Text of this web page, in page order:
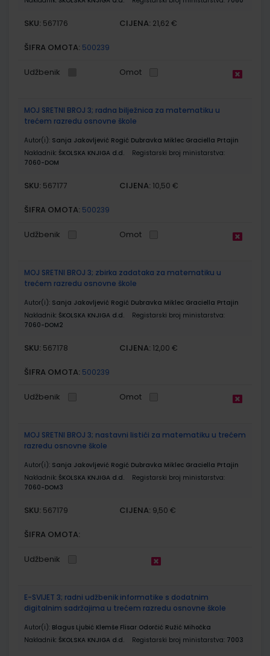
SKU: 567176 CIJENA: 21,62 €
ŠIFRA OMOTA: 500239
Udžbenik Omot
MOJ SRETNI BROJ 3; radna bilježnica za matematiku u
trećem razredu osnovne škole
Autor(i): Sanja Jakovljević Rogić Dubravka Miklec Graciella Prtajin
Nakladnik: ŠKOLSKA KNJIGA d.d.
Registarski broj ministarstva:
7060-DOM
SKU: 567177 CIJENA: 10,50 €
ŠIFRA OMOTA: 500239
Udžbenik Omot
MOJ SRETNI BROJ 3; zbirka zadataka za matematiku u
trećem razredu osnovne škole
Autor(i): Sanja Jakovljević Rogić Dubravka Miklec Graciella Prtajin
Nakladnik: ŠKOLSKA KNJIGA d.d.
Registarski broj ministarstva:
7060-DOM2
SKU: 567178 CIJENA: 12,00 €
ŠIFRA OMOTA: 500239
Udžbenik Omot
MOJ SRETNI BROJ 3; nastavni listići za matematiku u trećem
razredu osnovne škole
Autor(i): Sanja Jakovljević Rogić Dubravka Miklec Graciella Prtajin
Nakladnik: ŠKOLSKA KNJIGA d.d.
Registarski broj ministarstva:
7060-DOM3
SKU: 567179 CIJENA: 9,50 €
ŠIFRA OMOTA:
Udžbenik
E-SVIJET 3; radni udžbenik informatike s dodatnim
digitalnim sadržajima u trećem razredu osnovne škole
Autor(i): Blagus Ljubić Klemše Flisar Odorčić Ružić Mihočka
Nakladnik: ŠKOLSKA KNJIGA d.d. Registarski broj ministarstva: 7003